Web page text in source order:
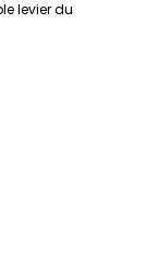
levier du